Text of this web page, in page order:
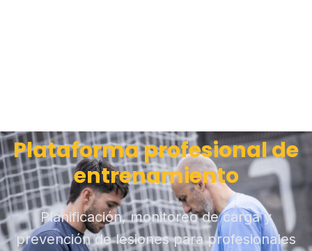
Plataforma profesional de
entrenamiento
Planificación, monitoreo de carga y
prevención de lesiones para profesionales